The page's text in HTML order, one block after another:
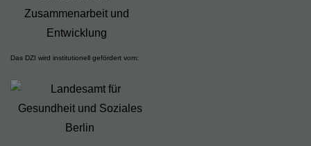
Das DZI wird institutionell gefördert vom: